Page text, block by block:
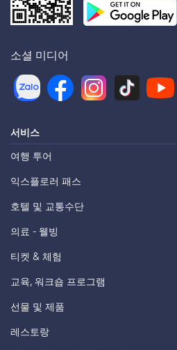
소셜 미디어
서비스
여행 투어
익스플로러 패스
호텔 및 교통수단
의료 - 웰빙
티켓 & 체험
교육, 워크숍 프로그램
선물 및 제품
레스토랑